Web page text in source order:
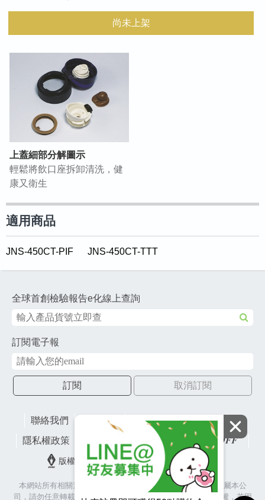
尚未上架
上蓋細部分解圖示
輕鬆將飲口座拆卸清洗，健
康又衛生
適用商品
JNS-450CT-PIF JNS-450CT-TTT
全球首創檢驗報告e化線上查詢
訂閱電子報
訂閱 取消訂閱
聯絡我們 網站地圖
財團法人有容教育基金會
隱私權政策
lifefactory
版權所有© 2026 皇冠金屬工業股份有限公司
本網站所有相關素材(含照片、圖片、影音、文字等)著作權皆屬本公
司，請勿任意轉載作為商業使用，並籲請尊重各代言人之肖像權，若因